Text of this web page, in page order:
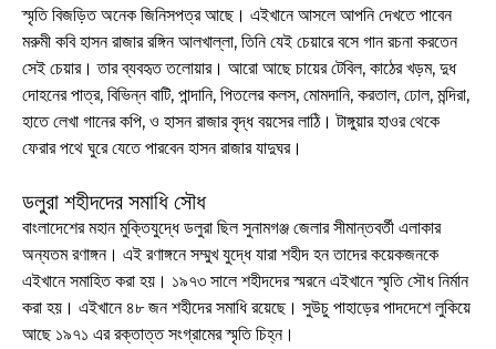
স্মৃতি বিজড়িত অনেক জিনিসপত্র আছে। এইখানে আসলে আপনি দেখতে পাবেন
মরুমী কবি হাসন রাজার রঙ্গিন আলখাল্লা, তিনি যেই চেয়ারে বসে গান রচনা করতেন
সেই চেয়ার। তার ব্যবহৃত তলোয়ার। আরো আছে চায়ের টেবিল, কাঠের খড়ম, দুধ
দোহনের পাত্র, বিভিন্ন বাটি, পান্দানি, পিতলের কলস, মোমদানি, করতাল, ঢোল, মন্দিরা,
হাতে লেখা গানের কপি, ও হাসন রাজার বৃদ্ধ বয়সের লাঠি। টাঙ্গুয়ার হাওর থেকে
ফেরার পথে ঘুরে যেতে পারবেন হাসন রাজার যাদুঘর।
ডলুরা শহীদদের সমাধি সৌধ
বাংলাদেশের মহান মুক্তিযুদ্ধে ডলুরা ছিল সুনামগঞ্জ জেলার সীমান্তবর্তী এলাকার
অন্যতম রণাঙ্গন। এই রণাঙ্গনে সম্মুখ যুদ্ধে যারা শহীদ হন তাদের কয়েকজনকে
এইখানে সমাহিত করা হয়। ১৯৭৩ সালে শহীদদের স্মরনে এইখানে স্মৃতি সৌধ নির্মান
করা হয়। এইখানে ৪৮ জন শহীদের সমাধি রয়েছে। সুউচু পাহাড়ের পাদদেশে লুকিয়ে
আছে ১৯৭১ এর রক্তাত্ত সংগ্রামের স্মৃতি চিহ্ন।